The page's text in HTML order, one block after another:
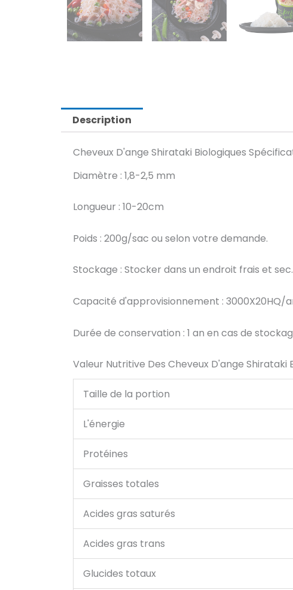
Description
Cheveux D'ange Shirataki Biologiques
Diamètre : 1,8-2,5 mm
Longueur : 10-20cm
Poids : 200g/sac ou selon votre demande.
Stockage : Stocker dans un endroit frais et
Capacité d'approvisionnement : 3000X20HQ/
Durée de conservation : 1 an en cas de
Valeur Nutritive Des Cheveux D'ange Shirataki
Taille de la portion
L'énergie
Protéines
Graisses totales
Acides gras saturés
Acides gras trans
Glucides totaux